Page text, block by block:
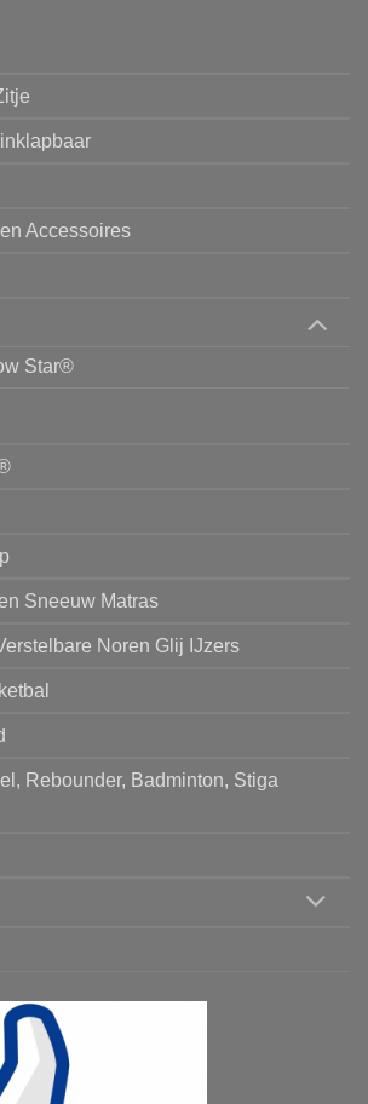
Accessoires
Star®
Sneeuw Matras
Noren Glij IJzers
Rebounder, Badminton, Stiga